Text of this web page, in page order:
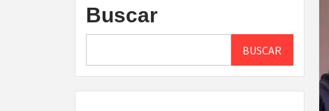
Buscar
BUSCAR